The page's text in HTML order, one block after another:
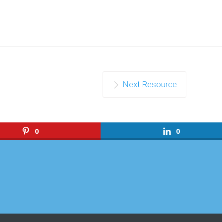
Next Resource
0 0